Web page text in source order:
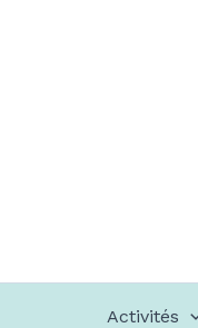
Activités